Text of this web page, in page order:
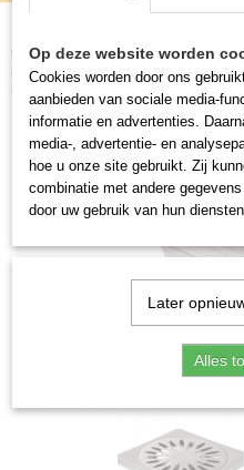
Home >Vetafscheiders>
100X100 MM - VERTICALE
Op deze website worden
Cookies worden door ons
aanbieden van sociale media-
informatie en advertenties.
media-, advertentie- en
hoe u onze site gebruikt. Zij
combinatie met andere
door uw gebruik van hun
Later
Alles